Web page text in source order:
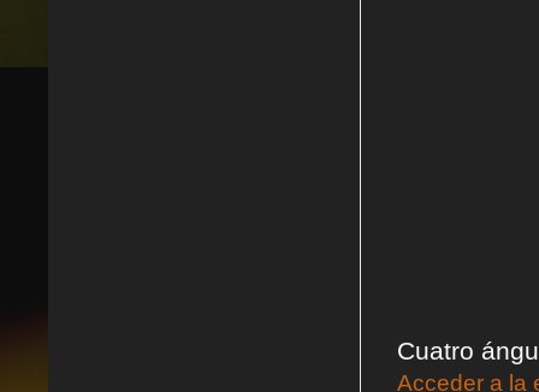
Cuatro
Acceder a la